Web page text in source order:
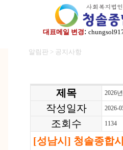
대표메일 변경:
알림판 > 공지사항
제목 2026
작성일자 2026-
조회수 1134
[성남시 ] 청솔종합